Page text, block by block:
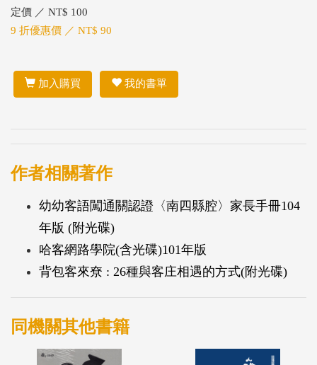
定價 ／ NT$ 100
9 折優惠價 ／ NT$ 90
加入購買 我的書單
作者相關著作
幼幼客語闖通關認證〈南四縣腔〉家長手冊104
年版 (附光碟)
哈客網路學院(含光碟)101年版
背包客來尞 : 26種與客庄相遇的方式(附光碟)
同機關其他書籍